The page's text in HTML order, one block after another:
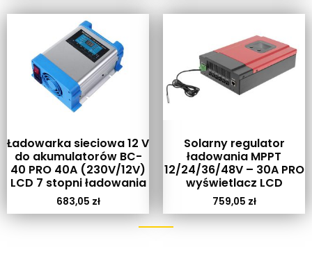
Ładowarka sieciowa 12 V
do akumulatorów BC-
40 PRO 40A (230V/12V)
LCD 7 stopni ładowania
683,05 zł
Solarny regulator
ładowania MPPT
12/24/36/48V – 30A PRO
wyświetlacz LCD
759,05 zł